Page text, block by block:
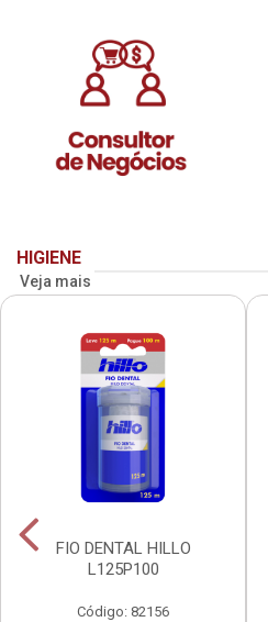
HIGIENE
Veja mais
FIO DENTAL HILLO
L125P100
Código: 82156